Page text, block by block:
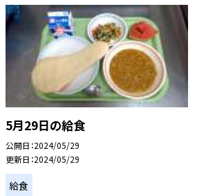
5月29日の給食
公開日 2024/05/29
更新日 2024/05/29
給食